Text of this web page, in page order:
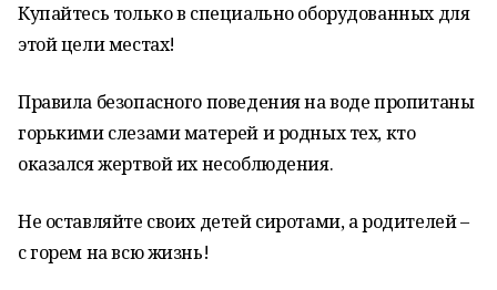
Купайтесь только в специально оборудованных для
этой цели местах!
Правила безопасного поведения на воде пропитаны
горькими слезами матерей и родных тех, кто
оказался жертвой их несоблюдения.
Не оставляйте своих детей сиротами, а родителей –
с горем на всю жизнь!